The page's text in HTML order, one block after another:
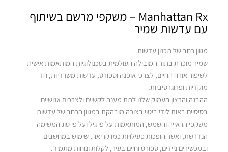
Manhattan Rx – משקפי מרשם בשיתוף
עם עדשות שמיר
מגוון רחב של תכנון עדשות.
שמיר מוכרת בתור המובילה העולמית בטכנולוגיות המותאמות אישית
לשיפור אורח החיים, לצרכי אופנה וספורט, עדשות משרדיות, חד
מוקדיות ופרוגרסיביות.
ההבנה והרצון העמוק שלנו לתת מענה לקשיים ולצרכים אנושיים
בסיסיים באות לידי ביטוי בצורה מובהקת במגוון הרחב של עדשות
משקפי הראייה והשמש, המותאמות על פי גיל ועל פי סוג המשימה
הנדרשת, ואשר הופכות פעילויות כמו קריאה, שימוש במחשבים
ובמכשירים ניידים, ספורט וחיים בעיר, לקלות ונוחות מתמיד.